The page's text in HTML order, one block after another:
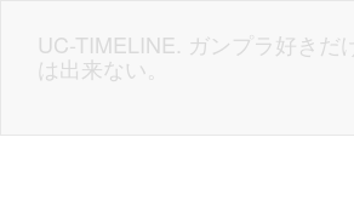
content
UC-TIMELINE. ガンプラ好きだ
は出来ない。